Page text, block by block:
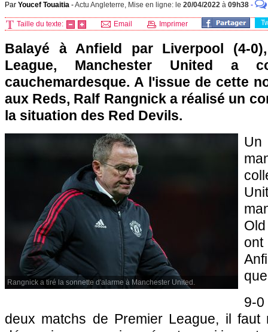
Par Youcef Touaitia -Actu Angleterre, Mise en ligne: le 20/04/2022 à 09h38 -
Taille du texte: Email Imprimer
Balayé à Anfield par Liverpool (4-
League, Manchester United a
cauchemardesque. A l'issue de cette
aux Reds, Ralf Rangnick a réalisé un
la situation des Red Devils.
Rangnick a tiré la sonnette d'alarme à Manchester United.
Un
9-
deux matchs de Premier League, il faut